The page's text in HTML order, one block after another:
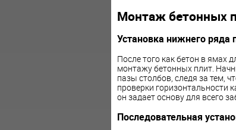
Монтаж бетонных
Установка нижнего ряда
После того как бетон в ямах
монтажу бетонных плит.
пазы столбов, следя за тем,
проверки горизонтальности
он задает основу для всего
Последовательная